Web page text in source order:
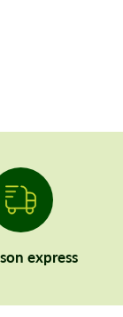
express